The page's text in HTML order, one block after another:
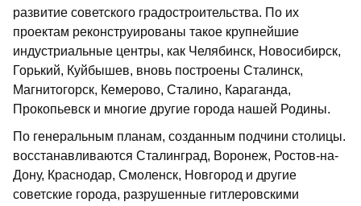
развитие советского градостроительства. По их
проектам реконструированы такое крупнейшие
индустриальные центры, как Челябинск, Новосибирск,
Горький, Куйбышев, вновь построены Сталинск,
Магнитогорск, Кемерово, Сталино, Караганда,
Прокопьевск и многие другие города нашей Родины.
По генеральным планам, созданным подчини столицы.
восстанавливаются Сталинград, Воронеж, Ростов-на-
Дону, Краснодар, Смоленск, Новгород и другие
советские города, разрушенные гитлеровскими